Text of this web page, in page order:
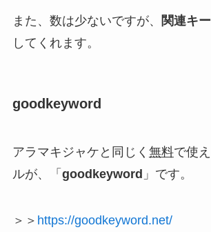
また、数は少ないですが、 関連キ
してくれます。
goodkeyword
アラマキジャケと同じく 無料で使
ルが、「 goodkeyword 」です。
＞＞ https://goodkeyword.net/